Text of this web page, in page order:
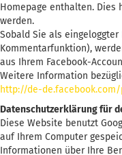
Homepage enthalten. Dies
werden.
Sobald Sie als
Kommentarfunktion),
aus Ihrem Facebook-
Weitere Information
http://de-
Datenschutzerklärung für
Diese Website benutzt
auf Ihrem Computer
Informationen über Ihre